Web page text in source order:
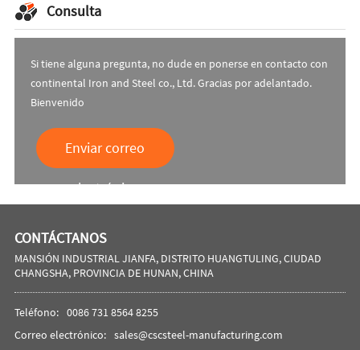
Consulta
Si tiene alguna pregunta, no dude en ponerse en contacto con
continental Iron and Steel co., Ltd. Gracias por adelantado.
Bienvenido
Enviar correo
electrónico
CONTÁCTANOS
MANSIÓN INDUSTRIAL JIANFA, DISTRITO HUANGTULING, CIUDAD
CHANGSHA, PROVINCIA DE HUNAN, CHINA
Teléfono: 0086 731 8564 8255
Correo electrónico: sales@cscsteel-manufacturing.com